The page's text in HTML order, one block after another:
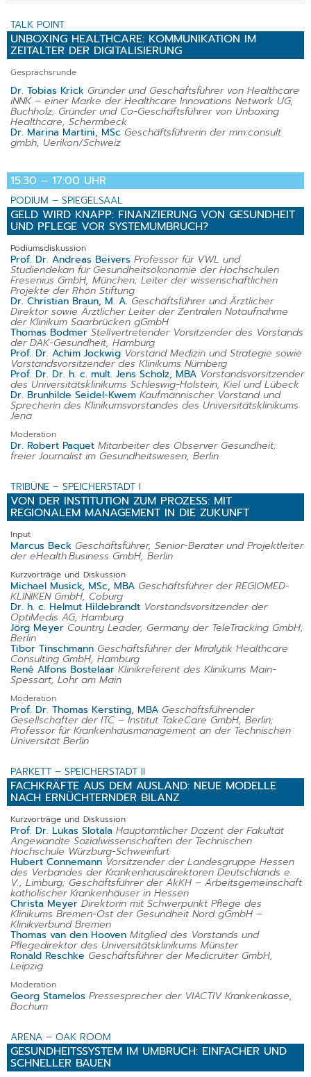
TALK POINT
UNBOXING HEALTHCARE: KOMMUNIKATION IM
ZEITALTER DER DIGITALISIERUNG
Gesprächsrunde
Dr. Tobias Krick Gründer und Geschäftsführer von Healthcare
iNNK – einer Marke der Healthcare Innovations Network UG,
Buchholz; Gründer und Co-Geschäftsführer von Unboxing
Healthcare, Schermbeck
Dr. Marina Martini, MSc Geschäftsführerin der mm:consult
gmbh, Uerikon/Schweiz
15:30 – 17:00 UHR
PODIUM – SPIEGELSAAL
GELD WIRD KNAPP: FINANZIERUNG VON GESUNDHEIT
UND PFLEGE VOR SYSTEMUMBRUCH?
Podiumsdiskussion
Prof. Dr. Andreas Beivers Professor für VWL und
Studiendekan für Gesundheitsökonomie der Hochschulen
Fresenius GmbH, München; Leiter der wissenschaftlichen
Projekte der Rhön Stiftung
Dr. Christian Braun, M. A. Geschäftsführer und Ärztlicher
Direktor sowie Ärztlicher Leiter der Zentralen Notaufnahme
der Klinikum Saarbrücken gGmbH
Thomas Bodmer Stellvertretender Vorsitzender des Vorstands
der DAK-Gesundheit, Hamburg
Prof. Dr. Achim Jockwig Vorstand Medizin und Strategie sowie
Vorstandsvorsitzender des Klinikums Nürnberg
Prof. Dr. Dr. h. c. mult. Jens Scholz, MBA Vorstandsvorsitzender
des Universitätsklinikums Schleswig-Holstein, Kiel und Lübeck
Dr. Brunhilde Seidel-Kwem Kaufmännischer Vorstand und
Sprecherin des Klinikumsvorstandes des Universitätsklinikums
Jena
Moderation
Dr. Robert Paquet Mitarbeiter des Observer Gesundheit;
freier Journalist im Gesundheitswesen, Berlin
TRIBÜNE – SPEICHERSTADT I
VON DER INSTITUTION ZUM PROZESS: MIT
REGIONALEM MANAGEMENT IN DIE ZUKUNFT
Input
Marcus Beck Geschäftsführer, Senior-Berater und Projektleiter
der eHealth.Business GmbH, Berlin
Kurzvorträge und Diskussion
Michael Musick, MSc, MBA Geschäftsführer der REGIOMED-
KLINIKEN GmbH, Coburg
Dr. h. c. Helmut Hildebrandt Vorstandsvorsitzender der
OptiMedis AG, Hamburg
Jörg Meyer Country Leader, Germany der TeleTracking GmbH,
Berlin
Tibor Tinschmann Geschäftsführer der Miralytik Healthcare
Consulting GmbH, Hamburg
René Alfons Bostelaar Klinikreferent des Klinikums Main-
Spessart, Lohr am Main
Moderation
Prof. Dr. Thomas Kersting, MBA Geschäftsführender
Gesellschafter der ITC – Institut TakeCare GmbH, Berlin;
Professor für Krankenhausmanagement an der Technischen
Universität Berlin
PARKETT – SPEICHERSTADT II
FACHKRÄFTE AUS DEM AUSLAND: NEUE MODELLE
NACH ERNÜCHTERNDER BILANZ
Kurzvorträge und Diskussion
Prof. Dr. Lukas Slotala Hauptamtlicher Dozent der Fakultät
Angewandte Sozialwissenschaften der Technischen
Hochschule Würzburg-Schweinfurt
Hubert Connemann Vorsitzender der Landesgruppe Hessen
des Verbandes der Krankenhausdirektoren Deutschlands e.
V., Limburg; Geschäftsführer der AkKH – Arbeitsgemeinschaft
katholischer Krankenhäuser in Hessen
Christa Meyer Direktorin mit Schwerpunkt Pflege des
Klinikums Bremen-Ost der Gesundheit Nord gGmbH –
Klinikverbund Bremen
Thomas van den Hooven Mitglied des Vorstands und
Pflegedirektor des Universitätsklinikums Münster
Ronald Reschke Geschäftsführer der Medicruiter GmbH,
Leipzig
Moderation
Georg Stamelos Pressesprecher der VIACTIV Krankenkasse,
Bochum
ARENA – OAK ROOM
GESUNDHEITSSYSTEM IM UMBRUCH: EINFACHER UND
SCHNELLER BAUEN